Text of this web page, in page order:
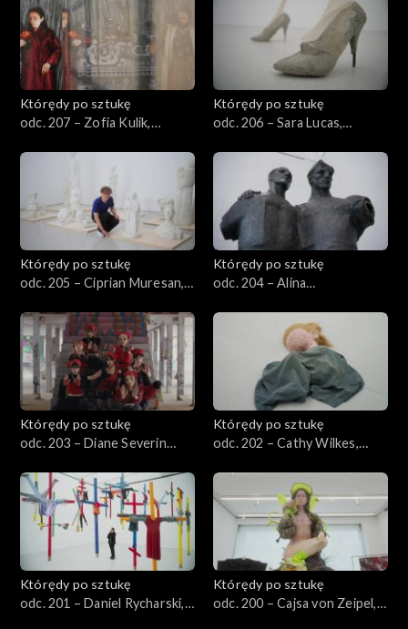
Którędy po sztukę
odc. 207 – Zofia Kulik,
Którędy po sztukę
odc. 206 – Sara Lucas,
Którędy po sztukę
odc. 205 – Ciprian Muresan,
Balast”
Którędy po sztukę
odc. 204 – Alina
Którędy po sztukę
odc. 203 – Diane Severin
chorobą”
Którędy po sztukę
odc. 202 – Cathy Wilkes,
Którędy po sztukę
odc. 201 – Daniel Rycharski,
Którędy po sztukę
odc. 200 – Cajsa von Zeipel,